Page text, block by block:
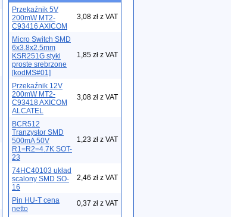
Przekaźnik 5V
200mW MT2-
C93416 AXICOM
3,08 zł z VAT
Micro Switch SMD
6x3.8x2.5mm
KSR251G styki
proste srebrzone
[kodMS#01]
1,85 zł z VAT
Przekaźnik 12V
200mW MT2-
C93418 AXICOM
ALCATEL
3,08 zł z VAT
BCR512
Tranzystor SMD
500mA 50V
R1=R2=4.7K SOT-
23
1,23 zł z VAT
74HC40103 układ
scalony SMD SO-
16
2,46 zł z VAT
Pin HU-T cena
netto
0,37 zł z VAT